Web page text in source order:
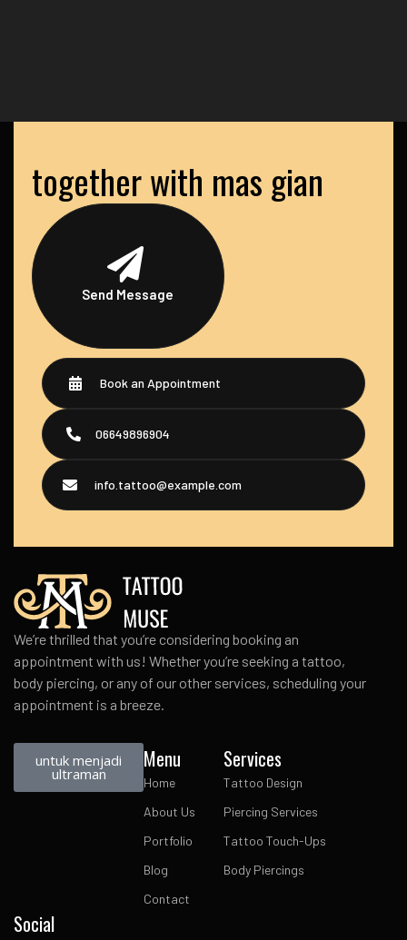
together with mas gian
Send Message
Book an Appointment
06649896904
info.tattoo@example.com
We’re thrilled that you’re considering booking an
appointment with us! Whether you’re seeking a tattoo,
body piercing, or any of our other services, scheduling your
appointment is a breeze.
untuk menjadi
ultraman
Menu
Home
About Us
Portfolio
Blog
Contact
Services
Tattoo Design
Piercing Services
Tattoo Touch-Ups
Body Piercings
Social